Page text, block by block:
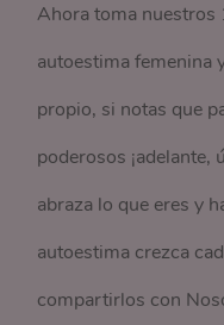
Ahora toma nuestros
autoestima femenina
propio, si notas que
poderosos ¡adelante,
abraza lo que eres y
autoestima crezca
compartirlos con